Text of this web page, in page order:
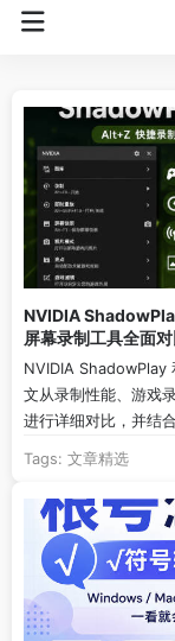
NVIDIA
屏幕录制工具全面
NVIDIA ShadowPlay
文从录制性能、游戏
进行详细对比，并结
Tags: 文章精选